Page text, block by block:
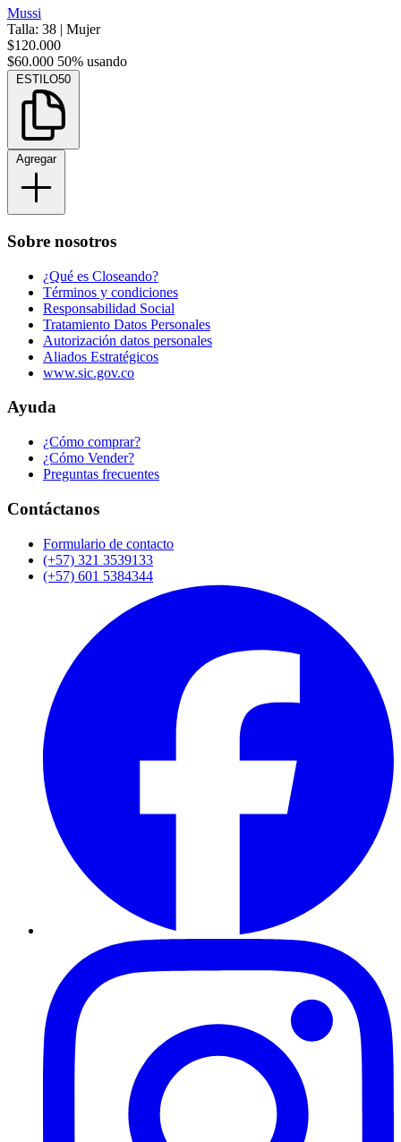
Mussi
Talla: 38 | Mujer
$120.000
$60.000 50% usando
ESTILO50
Agregar
Sobre nosotros
¿Qué es Closeando?
Términos y condiciones
Responsabilidad Social
Tratamiento Datos Personales
Autorización datos personales
Aliados Estratégicos
www.sic.gov.co
Ayuda
¿Cómo comprar?
¿Cómo Vender?
Preguntas frecuentes
Contáctanos
Formulario de contacto
(+57) 321 3539133
(+57) 601 5384344